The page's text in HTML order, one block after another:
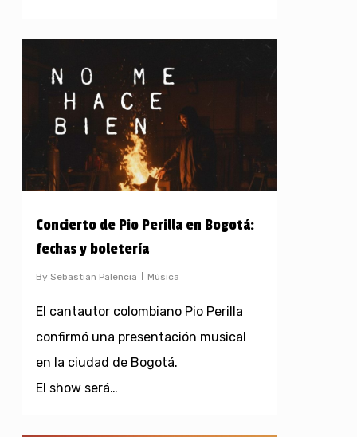
Concierto de Pio Perilla en Bogotá:
fechas y boletería
By Sebastián Palencia Música
El cantautor colombiano Pio Perilla
confirmó una presentación musical
en la ciudad de Bogotá.
El show será…